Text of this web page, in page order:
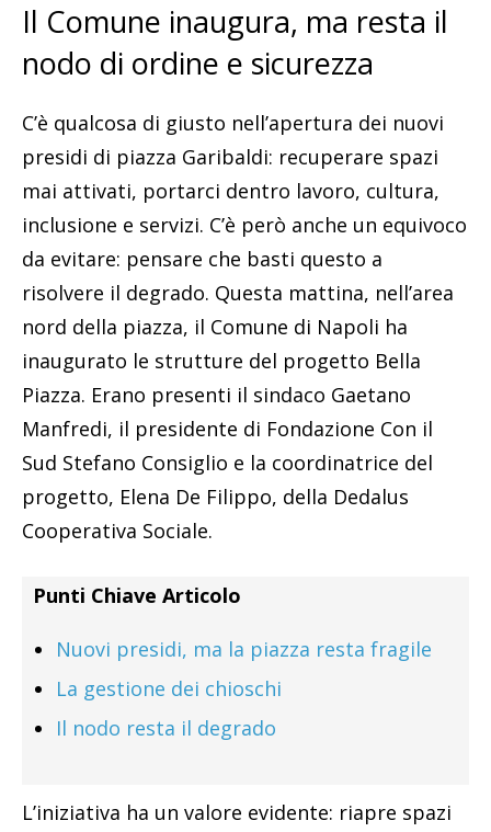
Il Comune inaugura, ma resta il
nodo di ordine e sicurezza
C’è qualcosa di giusto nell’apertura dei nuovi
presidi di piazza Garibaldi: recuperare spazi
mai attivati, portarci dentro lavoro, cultura,
inclusione e servizi. C’è però anche un equivoco
da evitare: pensare che basti questo a
risolvere il degrado. Questa mattina, nell’area
nord della piazza, il Comune di Napoli ha
inaugurato le strutture del progetto Bella
Piazza. Erano presenti il sindaco Gaetano
Manfredi, il presidente di Fondazione Con il
Sud Stefano Consiglio e la coordinatrice del
progetto, Elena De Filippo, della Dedalus
Cooperativa Sociale.
Punti Chiave Articolo
Nuovi presidi, ma la piazza resta fragile
La gestione dei chioschi
Il nodo resta il degrado
L’iniziativa ha un valore evidente: riapre spazi